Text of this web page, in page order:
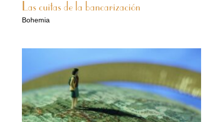
Las cuitas de la bancarización
Bohemia